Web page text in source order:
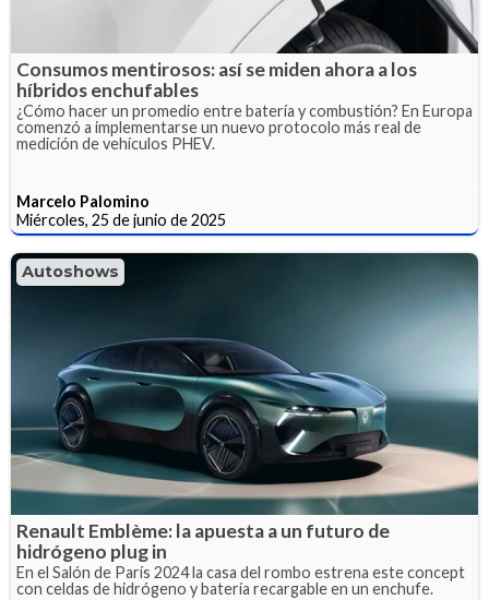
Consumos mentirosos: así se miden ahora a los
híbridos enchufables
¿Cómo hacer un promedio entre batería y combustión? En Europa
comenzó a implementarse un nuevo protocolo más real de
medición de vehículos PHEV.
Marcelo Palomino
Miércoles, 25 de junio de 2025
Autoshows
Renault Emblème: la apuesta a un futuro de
hidrógeno plug in
En el Salón de París 2024 la casa del rombo estrena este concept
con celdas de hidrógeno y batería recargable en un enchufe.